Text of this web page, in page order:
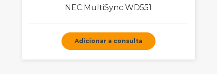
NEC MultiSync WD551
Adicionar a consulta